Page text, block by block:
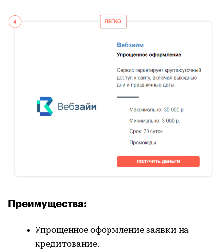
Преимущества:
Упрощенное оформление заявки на
кредитование.